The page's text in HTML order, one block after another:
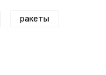
ракеты